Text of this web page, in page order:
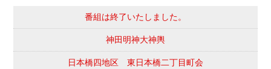
番組は終了いたしました。
神田明神大神輿
日本橋四地区 東日本橋二丁目町会